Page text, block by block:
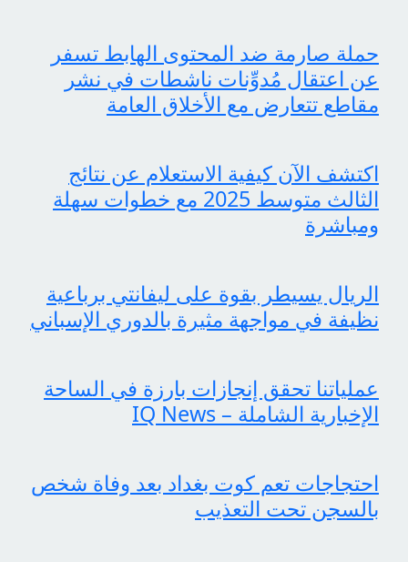
حملة صارمة ضد المحتوى الهابط تسفر
عن اعتقال مُدوِّنات ناشطات في نشر
مقاطع تتعارض مع الأخلاق العامة
اكتشف الآن كيفية الاستعلام عن نتائج
الثالث متوسط 2025 مع خطوات سهلة
ومباشرة
الريال يسيطر بقوة على ليفانتي برباعية
نظيفة في مواجهة مثيرة بالدوري الإسباني
عملياتنا تحقق إنجازات بارزة في الساحة
الإخبارية الشاملة – IQ News
احتجاجات تعم كوت بغداد بعد وفاة شخص
بالسجن تحت التعذيب